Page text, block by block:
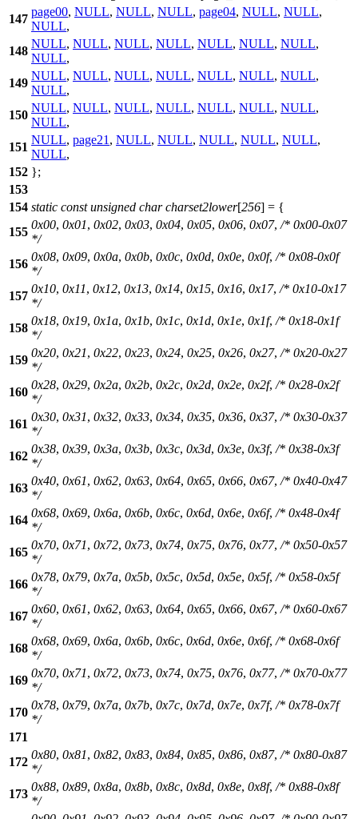
147
page00, NULL, NULL, NULL, page04, NULL, NULL,
NULL,
148
NULL, NULL, NULL, NULL, NULL, NULL, NULL,
NULL,
149
NULL, NULL, NULL, NULL, NULL, NULL, NULL,
NULL,
150
NULL, NULL, NULL, NULL, NULL, NULL, NULL,
NULL,
151
NULL, page21 , NULL, NULL, NULL, NULL, NULL,
NULL,
152 };
153
154 static const unsigned char charset2lower[256] = {
155
0x00, 0x01, 0x02, 0x03, 0x04, 0x05, 0x06, 0x07, /* 0x00-0x07
*/
156
0x08, 0x09, 0x0a, 0x0b, 0x0c, 0x0d, 0x0e, 0x0f, /* 0x08-0x0f
*/
157
0x10, 0x11, 0x12, 0x13, 0x14, 0x15, 0x16, 0x17, /* 0x10-0x17
*/
158
0x18, 0x19, 0x1a, 0x1b, 0x1c, 0x1d, 0x1e, 0x1f, /* 0x18-0x1f
*/
159
0x20, 0x21, 0x22, 0x23, 0x24, 0x25, 0x26, 0x27, /* 0x20-0x27
*/
160
0x28, 0x29, 0x2a, 0x2b, 0x2c, 0x2d, 0x2e, 0x2f, /* 0x28-0x2f
*/
161
0x30, 0x31, 0x32, 0x33, 0x34, 0x35, 0x36, 0x37, /* 0x30-0x37
*/
162
0x38, 0x39, 0x3a, 0x3b, 0x3c, 0x3d, 0x3e, 0x3f, /* 0x38-0x3f
*/
163
0x40, 0x61, 0x62, 0x63, 0x64, 0x65, 0x66, 0x67, /* 0x40-0x47
*/
164
0x68, 0x69, 0x6a, 0x6b, 0x6c, 0x6d, 0x6e, 0x6f, /* 0x48-0x4f
*/
165
0x70, 0x71, 0x72, 0x73, 0x74, 0x75, 0x76, 0x77, /* 0x50-0x57
*/
166
0x78, 0x79, 0x7a, 0x5b, 0x5c, 0x5d, 0x5e, 0x5f, /* 0x58-0x5f
*/
167
0x60, 0x61, 0x62, 0x63, 0x64, 0x65, 0x66, 0x67, /* 0x60-0x67
*/
168
0x68, 0x69, 0x6a, 0x6b, 0x6c, 0x6d, 0x6e, 0x6f, /* 0x68-0x6f
*/
169
0x70, 0x71, 0x72, 0x73, 0x74, 0x75, 0x76, 0x77, /* 0x70-0x77
*/
170
0x78, 0x79, 0x7a, 0x7b, 0x7c, 0x7d, 0x7e, 0x7f, /* 0x78-0x7f
*/
171
172
0x80, 0x81, 0x82, 0x83, 0x84, 0x85, 0x86, 0x87, /* 0x80-0x87
*/
173
0x88, 0x89, 0x8a, 0x8b, 0x8c, 0x8d, 0x8e, 0x8f, /* 0x88-0x8f
*/